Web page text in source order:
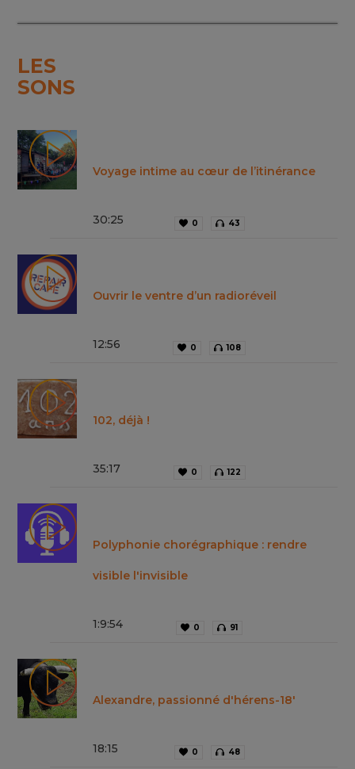
LES
SONS
Voyage intime au cœur de l’itinérance
30:25 0 43
Ouvrir le ventre d’un radioréveil
12:56 0 108
102, déjà !
35:17 0 122
Polyphonie chorégraphique : rendre
visible l'invisible
1:9:54 0 91
Alexandre, passionné d'hérens-18'
18:15 0 48